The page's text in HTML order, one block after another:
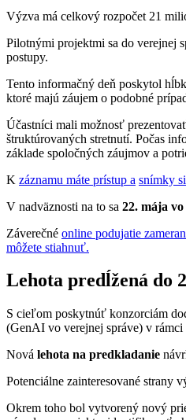
Výzva má celkový rozpočet 21
Pilotnými projektmi sa do verejnej
postupy.
Tento informačný deň poskytol
ktoré majú záujem o podobné
Účastníci mali možnosť
štruktúrovaných stretnutí. Počas
základe spoločných záujmov a
K záznamu máte prístup a snímky
V nadväznosti na to sa 22. mája
Záverečné online podujatie
môžete stiahnuť.
Lehota predĺžená do
S cieľom poskytnúť konzorciám
(GenAI vo verejnej správe) v
Nová lehota na predkladanie
Potenciálne zainteresované strany
Okrem toho bol vytvorený nový